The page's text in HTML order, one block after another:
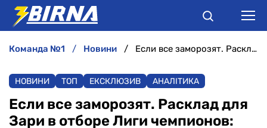
АНАЛІТИКА
команда №1 новини Если все заморозят. Расклад для Зари в отборе Лиги чемпионов: посев и соперники
НОВИНИ ТОП ЕКСКЛЮЗИВ АНАЛІТИКА
Если все заморозят. Расклад для
Зари в отборе Лиги чемпионов: